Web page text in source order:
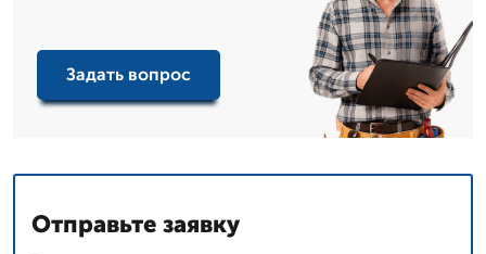
Задать вопрос
Отправьте заявку